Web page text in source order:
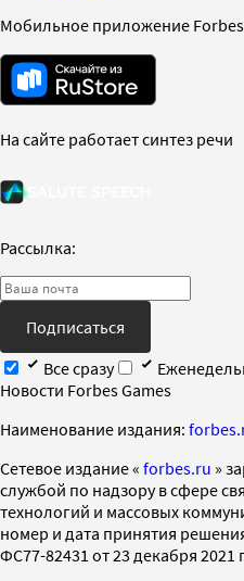
Мобильное приложение
На сайте работает синтез речи
Рассылка:
Подписаться
Все сразу
Новости Forbes Games
Наименование издания:
Cетевое издание « forbes.ru »
службой по надзору в сфере
технологий и массовых
номер и дата принятия
ФС77-82431 от 23 декабря 2021